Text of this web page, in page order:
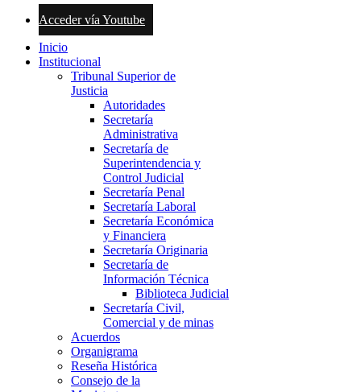
Acceder vía Youtube
Inicio
Institucional
Tribunal Superior de
Justicia
Autoridades
Secretaría
Administrativa
Secretaría de
Superintendencia y
Control Judicial
Secretaría Penal
Secretaría Laboral
Secretaría Económica
y Financiera
Secretaría Originaria
Secretaría de
Información Técnica
Biblioteca Judicial
Secretaría Civil,
Comercial y de minas
Acuerdos
Organigrama
Reseña Histórica
Consejo de la